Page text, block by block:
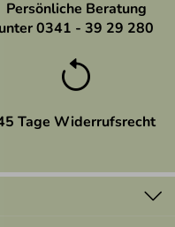
Persönliche Beratung
unter 0341 - 39 29 280
Tage Widerrufsrecht